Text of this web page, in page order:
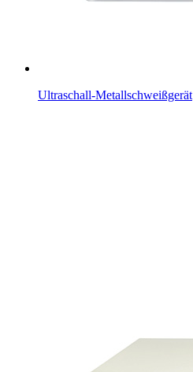
Ultraschall-Metallschweißgerät